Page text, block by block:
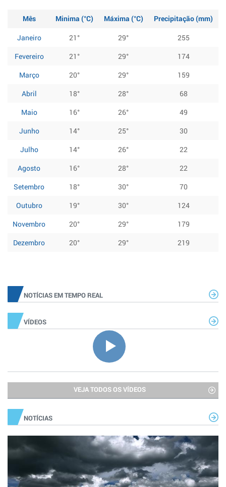
Mês Minima (°C) Máxima (°C)
Precipitação (mm)
Janeiro
21° 29°
255
Fevereiro
21° 29°
174
Março
20° 29°
159
Abril
18° 28°
68
Maio
16° 26°
49
Junho
14° 25°
30
Julho
14° 26°
22
Agosto
16° 28°
22
Setembro
18° 30°
70
Outubro
19° 30°
124
Novembro
20° 29°
179
Dezembro
20° 29° 219
NOTÍCIAS EM TEMPO REAL
VÍDEOS
VEJA TODOS OS VÍDEOS
NOTÍCIAS